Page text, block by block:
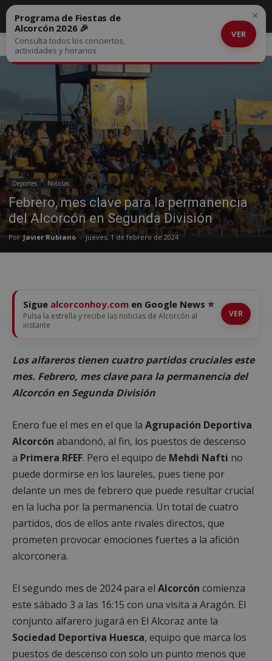
Inicio Deportes
Deportes Noticias
Febrero, mes clave para la permanencia
del Alcorcón en Segunda División
Por Javier Rubiano - jueves, 1 de febrero de 2024
Programa de Fiestas de
Alcorcón 2026 🎉
Consulta todos los conciertos,
actividades y horarios
VER
×
Sigue alcorconhoy.com en Google News ⭐
Pulsa la estrella y recibe las noticias de Alcorcón al
instante
VER
Los alfareros tienen cuatro partidos cruciales este
mes. Febrero, mes clave para la permanencia del
Alcorcón en Segunda División
Enero fue el mes en el que la Agrupación Deportiva
Alcorcón abandonó, al fin, los puestos de descenso
a Primera RFEF. Pero el equipo de Mehdi Nafti no
puede dormirse en los laureles, pues tiene por
delante un mes de febrero que puede resultar crucial
en la lucha por la permanencia. Un total de cuatro
partidos, dos de ellos ante rivales directos, que
prometen provocar emociones fuertes a la afición
alcorconera.
El segundo mes de 2024 para el Alcorcón comienza
este sábado 3 a las 16:15 con una visita a Aragón. El
conjunto alfarero jugará en El Alcoraz ante la
Sociedad Deportiva Huesca, equipo que marca los
puestos de descenso con solo un punto menos que